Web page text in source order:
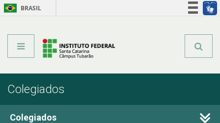
BRASIL
Colegiados
Colegiados